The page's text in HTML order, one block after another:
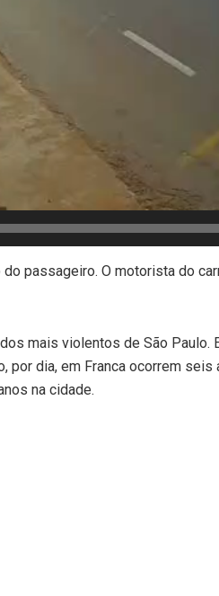
passageiro. O motorista do
mais violentos de São Paulo.
por dia, em Franca ocorrem seis
na cidade.